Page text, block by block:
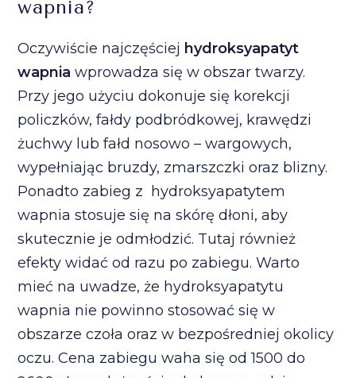
wapnia?
Oczywiście najczęściej hydroksyapatyt
wapnia wprowadza się w obszar twarzy.
Przy jego użyciu dokonuje się korekcji
policzków, fałdy podbródkowej, krawędzi
żuchwy lub fałd nosowo – wargowych,
wypełniając bruzdy, zmarszczki oraz blizny.
Ponadto zabieg z hydroksyapatytem
wapnia stosuje się na skórę dłoni, aby
skutecznie je odmłodzić. Tutaj również
efekty widać od razu po zabiegu. Warto
mieć na uwadze, że hydroksyapatytu
wapnia nie powinno stosować się w
obszarze czoła oraz w bezpośredniej okolicy
oczu. Cena zabiegu waha się od 1500 do